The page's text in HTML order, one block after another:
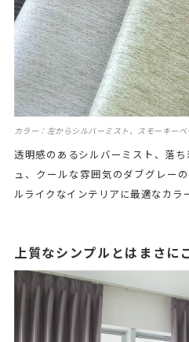
カラー：左からシルバーミスト、スモーキー
透明感のあるシルバーミスト、落
ュ、クールな雰囲気のダブグレー
ルライクなインテリアに最適なカラ
上質なシンプルとはまさに